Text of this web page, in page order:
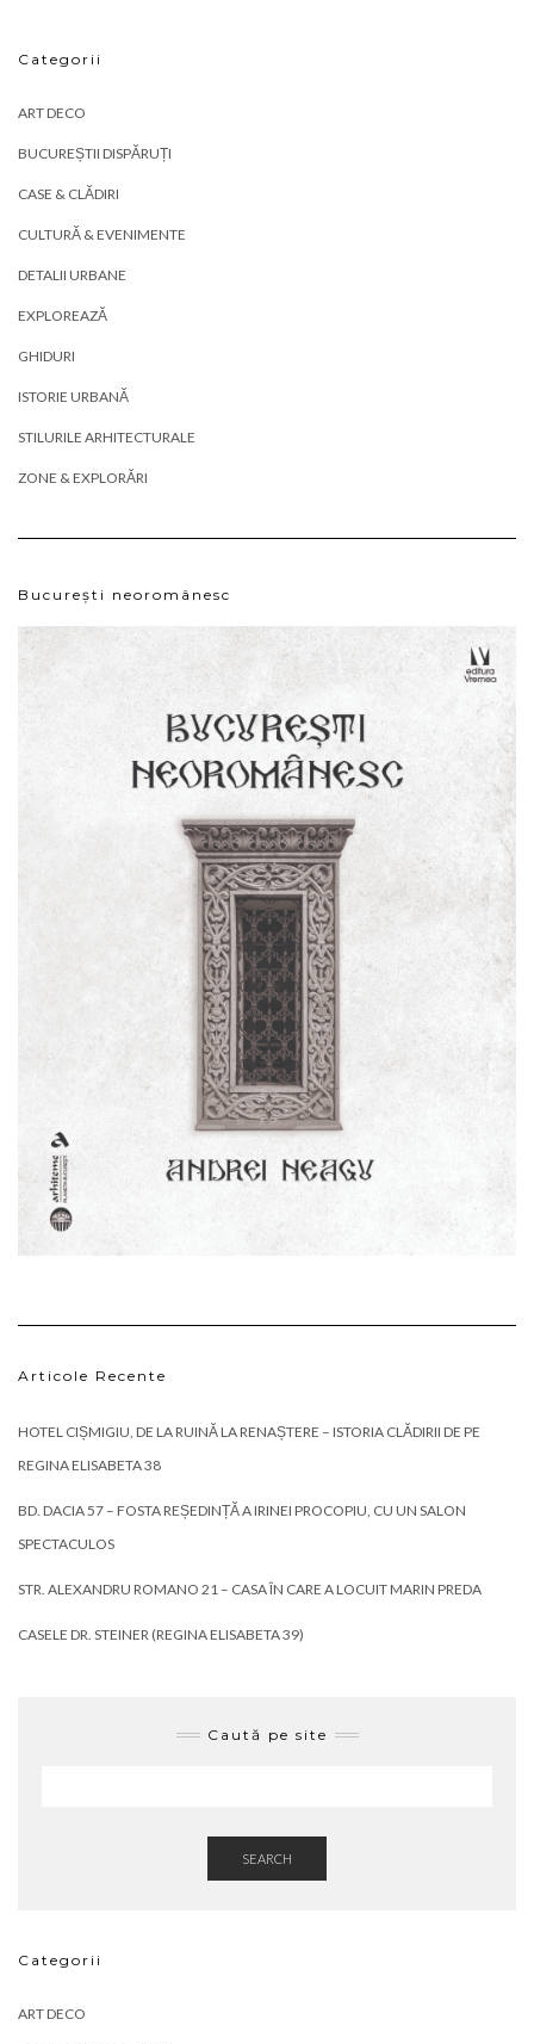
Categorii
ART DECO
BUCUREȘTII DISPĂRUȚI
CASE & CLĂDIRI
CULTURĂ & EVENIMENTE
DETALII URBANE
EXPLOREAZĂ
GHIDURI
ISTORIE URBANĂ
STILURILE ARHITECTURALE
ZONE & EXPLORĂRI
București neoromânesc
Articole Recente
HOTEL CIȘMIGIU, DE LA RUINĂ LA RENAȘTERE – ISTORIA CLĂDIRII DE PE
REGINA ELISABETA 38
BD. DACIA 57 – FOSTA REȘEDINȚĂ A IRINEI PROCOPIU, CU UN SALON
SPECTACULOS
STR. ALEXANDRU ROMANO 21 – CASA ÎN CARE A LOCUIT MARIN PREDA
CASELE DR. STEINER (REGINA ELISABETA 39)
Caută pe site
SEARCH
Categorii
ART DECO